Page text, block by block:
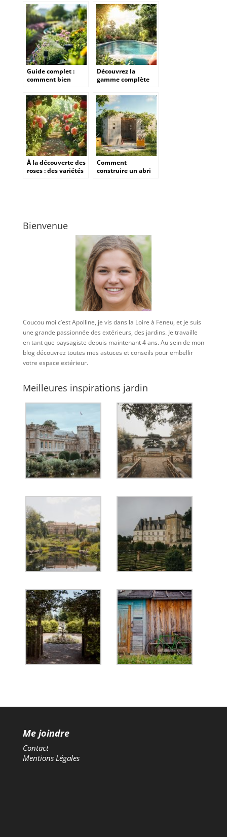
pour sublimer votre
jardin
votre jardin et
protégez vos arbres
sans cruauté
Guide complet :
comment bien
d’arrosage
automatique sans
se tromper
Découvrez la
gamme complète
pour un été
rafraîchissant
À la découverte des
roses : des variétés
Comment
construire un abri
Bienvenue
Coucou moi c’est Apolline, je vis dans la Loire à Feneu, et je suis
une grande passionnée des extérieurs, des jardins. Je travaille
en tant que paysagiste depuis maintenant 4 ans. Au sein de mon
blog découvrez toutes mes astuces et conseils pour embellir
votre espace extérieur.
Meilleures inspirations jardin
Me joindre
Contact
Mentions Légales